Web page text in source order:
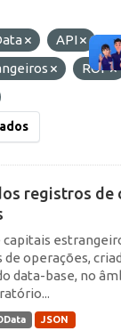
API
ROF
registros de
capitais
operações,
data-base, no
JSON